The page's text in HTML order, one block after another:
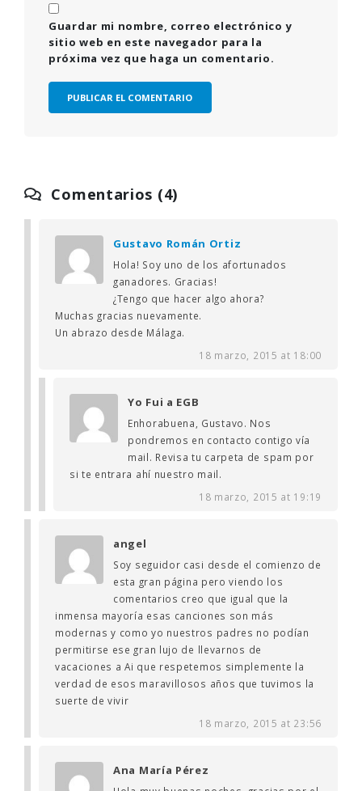
Guardar mi nombre, correo electrónico y
sitio web en este navegador para la
próxima vez que haga un comentario.
Comentarios (4)
Gustavo Román Ortiz
Hola! Soy uno de los afortunados
ganadores. Gracias!
¿Tengo que hacer algo ahora?
Muchas gracias nuevamente.
Un abrazo desde Málaga.
18 marzo, 2015 at 18:00
Yo Fui a EGB
Enhorabuena, Gustavo. Nos
pondremos en contacto contigo vía
mail. Revisa tu carpeta de spam por
si te entrara ahí nuestro mail.
18 marzo, 2015 at 19:19
angel
Soy seguidor casi desde el comienzo de
esta gran página pero viendo los
comentarios creo que igual que la
inmensa mayoría esas canciones son más
modernas y como yo nuestros padres no podían
permitirse ese gran lujo de llevarnos de
vacaciones a Ai que respetemos simplemente la
verdad de esos maravillosos años que tuvimos la
suerte de vivir
18 marzo, 2015 at 23:56
Ana María Pérez